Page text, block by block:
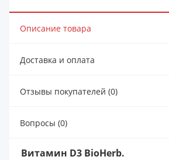
Описание товара
Доставка и оплата
Отзывы покупателей (0)
Вопросы (0)
Витамин D3 BioHerb.